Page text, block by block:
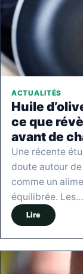
ACTUALITÉS
Huile
ce que
avant de
Une récente
doute autour
comme un
équilibrée. Les…
Lire